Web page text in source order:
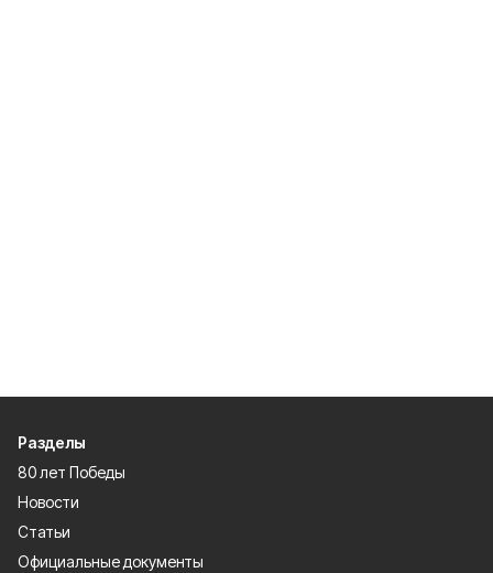
Разделы
80 лет Победы
Новости
Статьи
Официальные документы